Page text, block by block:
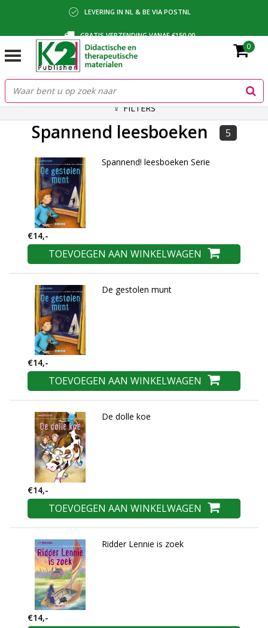
LEVERING IN NL & BE VIA POSTNL
GRATIS VERZENDING VANAF €150,00
BETALING VIA IDEAL, BANCONTACT OF FACTUUR
0
FILTERS
Spannend leesboeken 5
Spannend! leesboeken Serie
€14,-
TOEVOEGEN AAN WINKELWAGEN
De gestolen munt
€14,-
TOEVOEGEN AAN WINKELWAGEN
De dolle koe
€14,-
TOEVOEGEN AAN WINKELWAGEN
Ridder Lennie is zoek
€14,-